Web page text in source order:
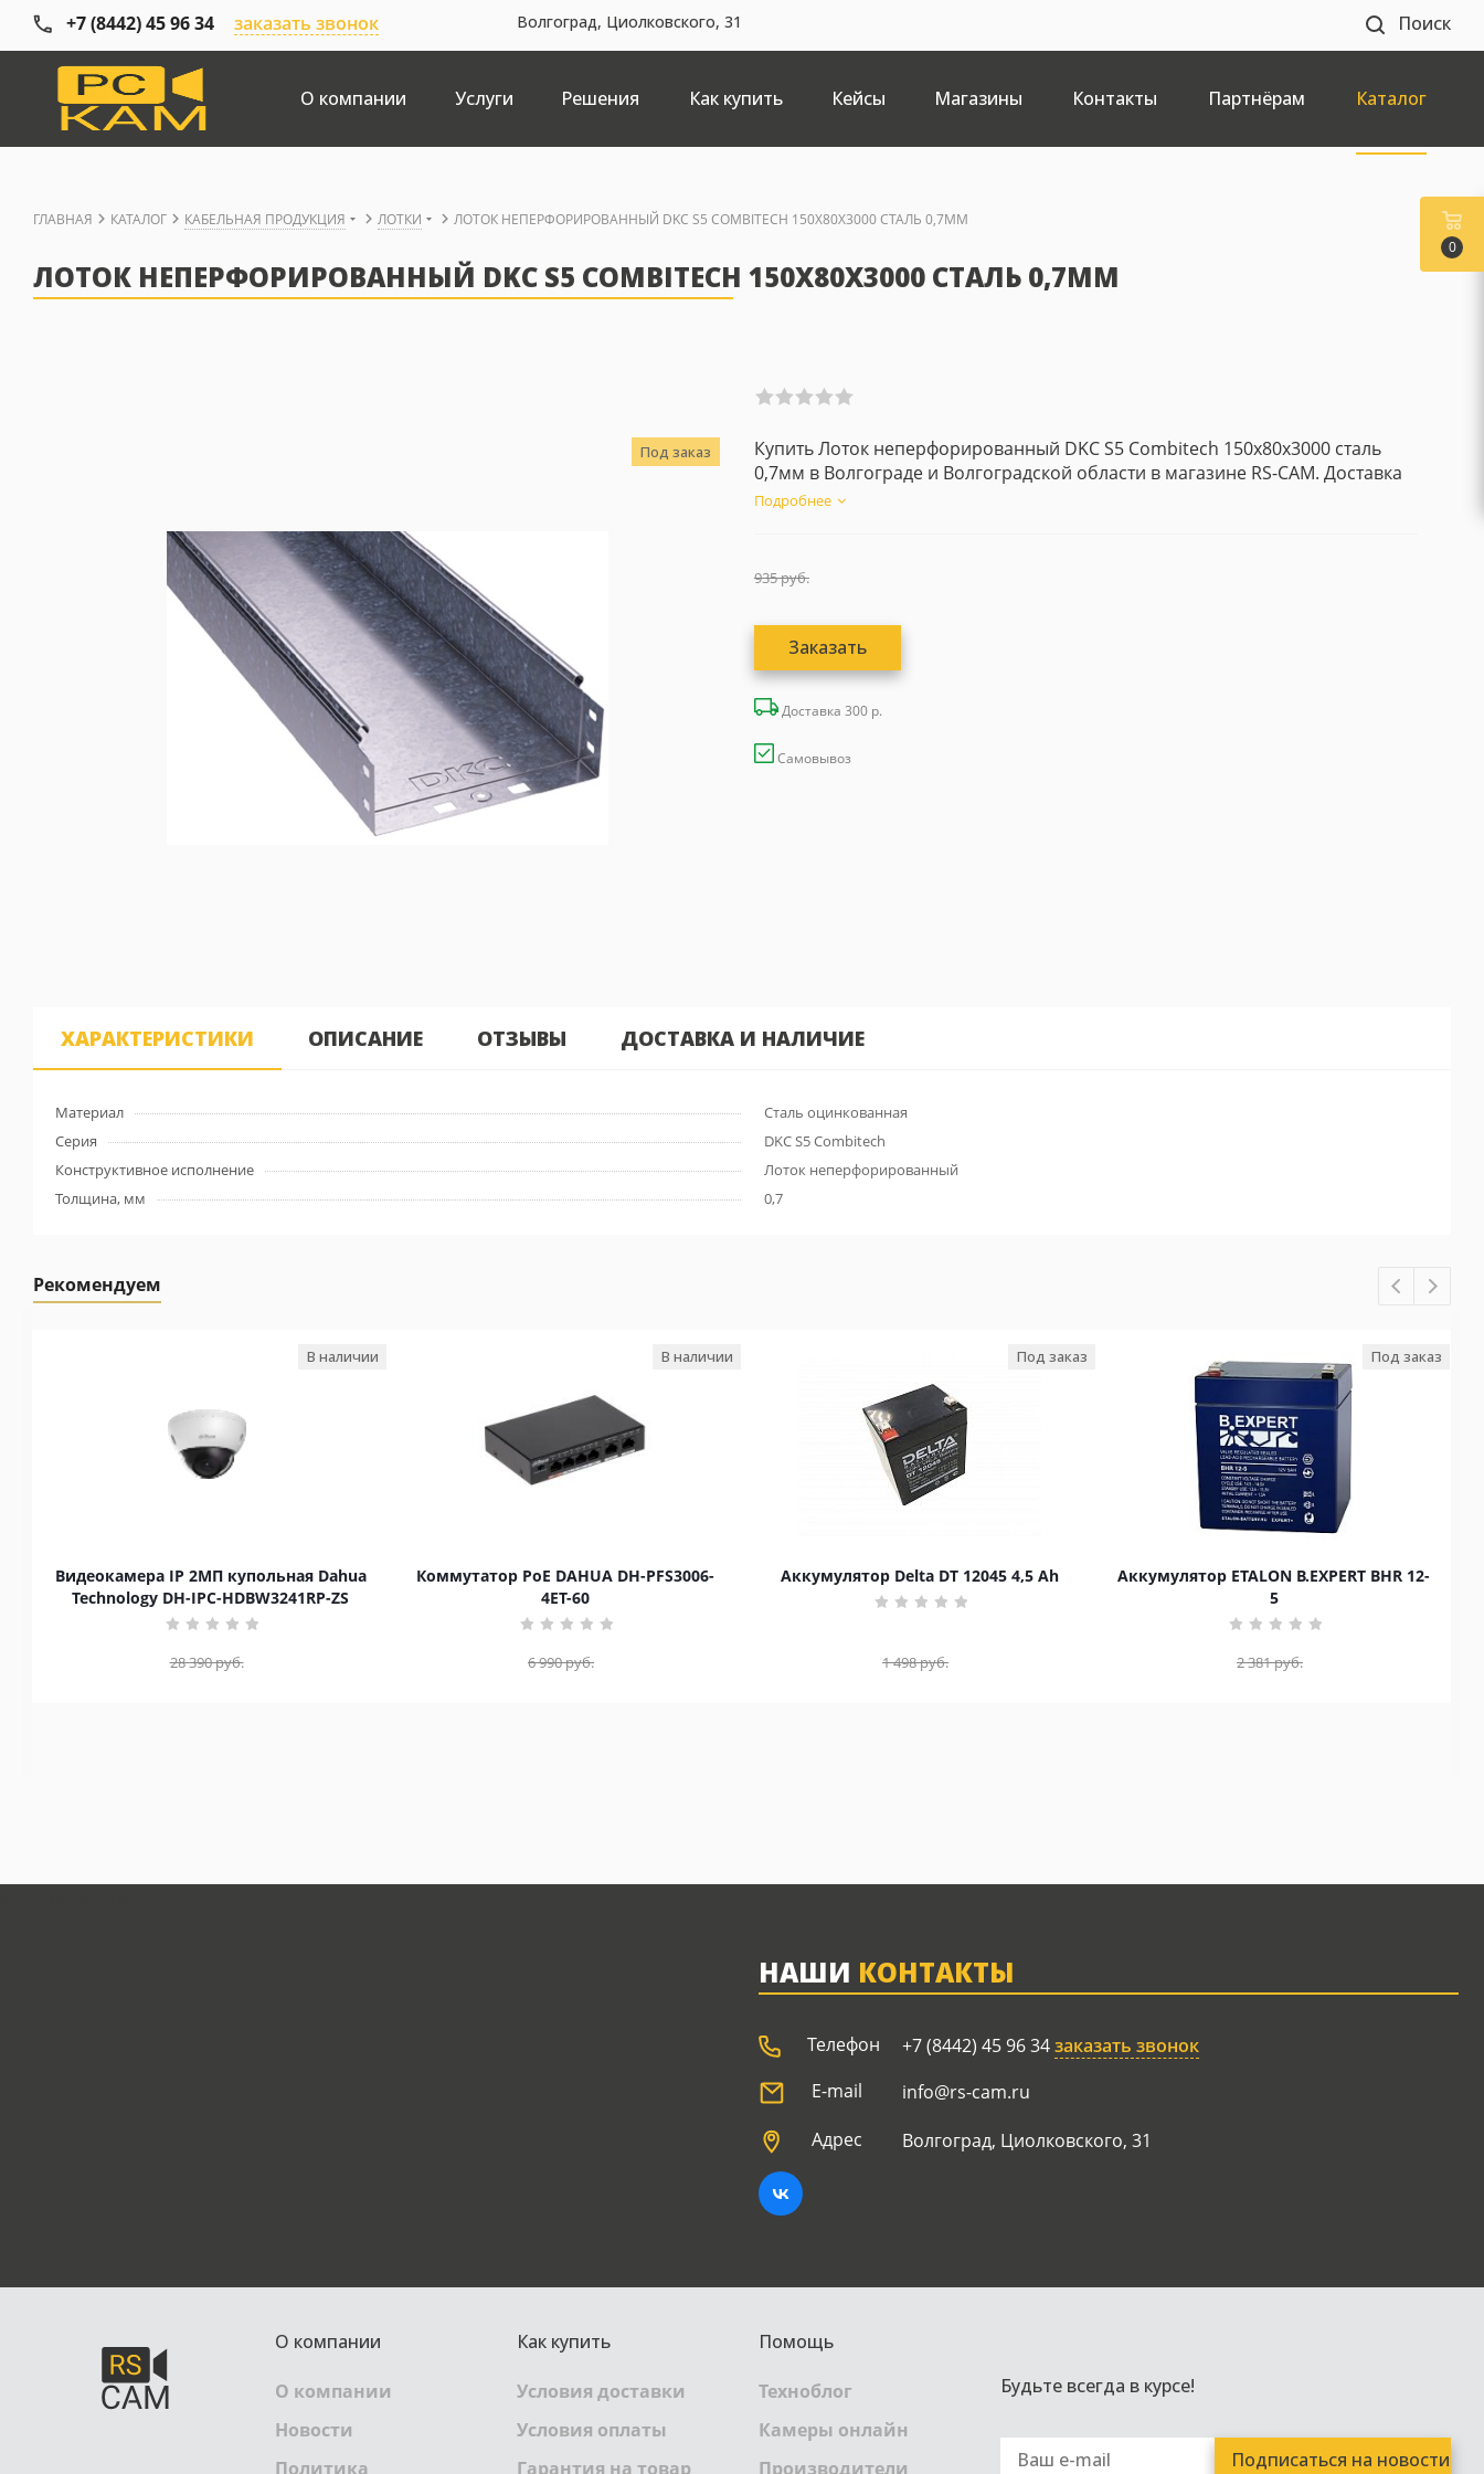
+7 (8442) 45 96 34 заказать звонок Волгоград, Циолковского, 31 Поиск
О компании Услуги Решения Как купить Кейсы Магазины Контакты Партнёрам Каталог
ГЛАВНАЯ КАТАЛОГ КАБЕЛЬНАЯ ПРОДУКЦИЯ ЛОТКИ ЛОТОК НЕПЕРФОРИРОВАННЫЙ DKC S5 COMBITECH 150Х80Х3000 СТАЛЬ 0,7ММ
ЛОТОК НЕПЕРФОРИРОВАННЫЙ DKC S5 COMBITECH 150Х80Х3000 СТАЛЬ 0,7ММ
Под заказ
Купить Лоток неперфорированный DKC S5 Combitech 150х80х3000 сталь
0,7мм в Волгограде и Волгоградской области в магазине RS-CAM. Доставка
по РФ...
Подробнее
935руб.
Заказать
Доставка 300 р.
Самовывоз
ХАРАКТЕРИСТИКИ ОПИСАНИЕ ОТЗЫВЫ ДОСТАВКА И НАЛИЧИЕ
Материал
Сталь оцинкованная
Серия
DKC S5 Combitech
Конструктивное исполнение
Лоток неперфорированный
Толщина, мм
0,7
Рекомендуем
Видеокамера IP 2МП купольная Dahua
Technology DH-IPC-HDBW3241RP-ZS
В наличии
28 390руб.
Коммутатор PoE DAHUA DH-PFS3006-
4ET-60
В наличии
6 990руб.
Аккумулятор Delta DT 12045 4,5 Ah
Под заказ
1 498руб.
Аккумулятор ETALON B.EXPERT BHR 12-
5
Под заказ
2 381руб.
НАШИ КОНТАКТЫ
Телефон +7 (8442) 45 96 34заказать звонок
E-mail
info@rs-cam.ru
Адрес
Волгоград, Циолковского, 31
О компании
О компании
Новости
Политика
Как купить
Условия доставки
Условия оплаты
Гарантия на товар
Помощь
Техноблог
Камеры онлайн
Производители
Будьте всегда в курсе!
0